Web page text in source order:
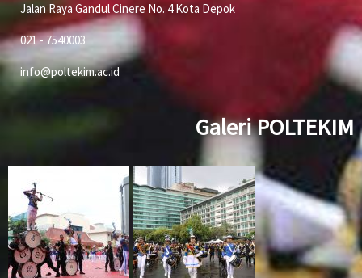
Jalan Raya Gandul Cinere No. 4 Kota Depok
021 - 7540003
info@poltekim.ac.id
Galeri POLTEKIM